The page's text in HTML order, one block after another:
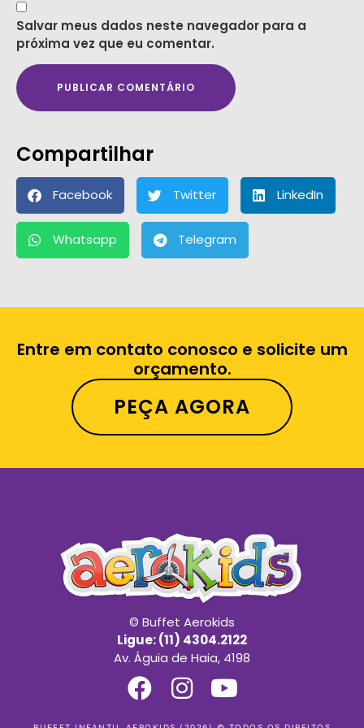
Salvar meus dados neste navegador para a
próxima vez que eu comentar.
Compartilhar
Facebook Twitter LinkedIn
Whatsapp Telegram
Entre em contato conosco e solicite um
orçamento.
PEÇA AGORA
© Buffet Aerokids
Ligue: (11) 4304.2122
Av. Águia de Haia, 4198